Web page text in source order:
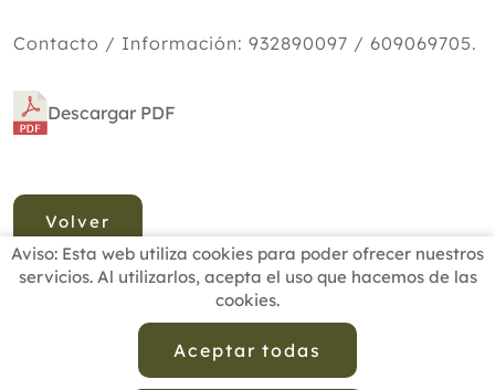
Contacto / Información: 932890097 / 609069705.
Descargar PDF
Volver
Aviso: Esta web utiliza cookies para poder ofrecer nuestros
servicios. Al utilizarlos, acepta el uso que hacemos de las
cookies.
Aceptar todas
BUSCADOR PROFESIONALES
ESCUELAS RECOMENDADAS
CONTACTO